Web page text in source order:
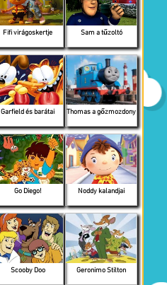
Fifi virágoskertje Sam a tűzoltó
Garfield és barátai Thomas a gőzmozdony
Go Diego! Noddy kalandjai
Scooby Doo Geronimo Stilton